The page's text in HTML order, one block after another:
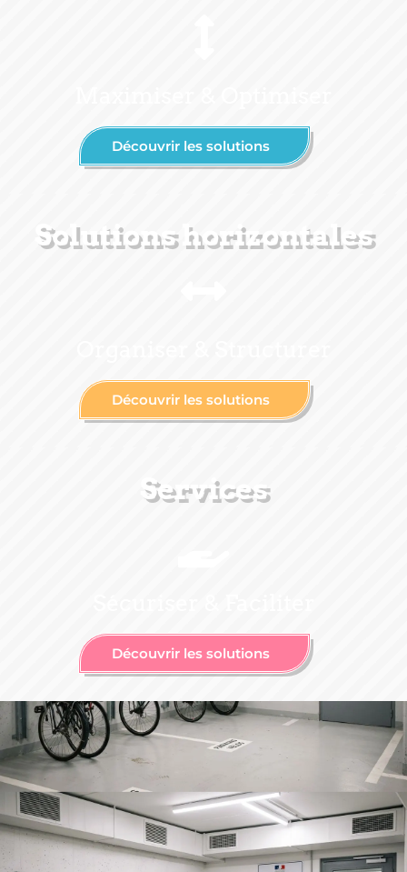
Découvrir les solutions
Solutions horizontales
Découvrir les solutions
Services
Découvrir les solutions